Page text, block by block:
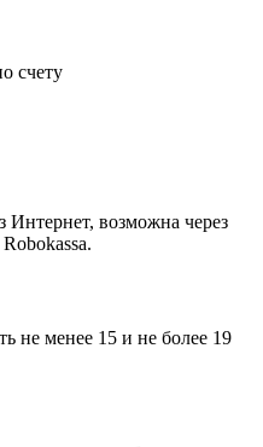
счету
Интернет, возможна через
не менее 15 и не более 19